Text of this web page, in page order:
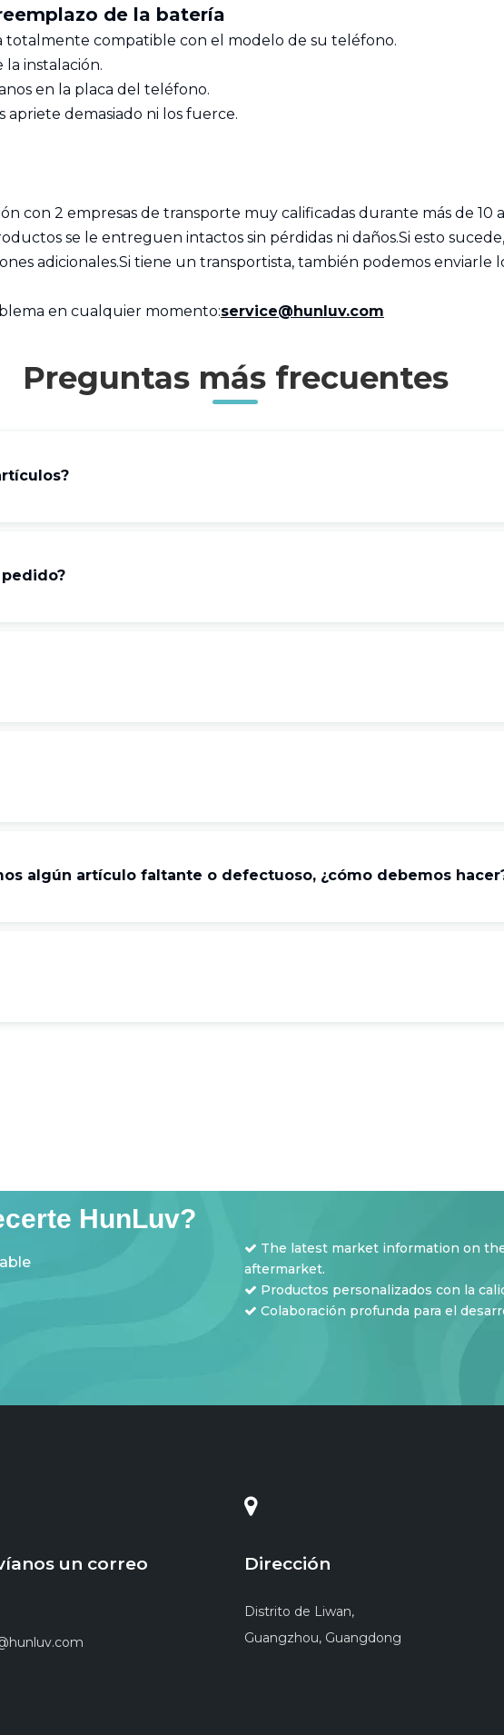
de la batería
totalmente compatible con el modelo de su teléfono.
instalación.
en la placa del teléfono.
apriete demasiado ni los fuerce.
con 2 empresas de transporte muy calificadas durante más de 10
se le entreguen intactos sin pérdidas ni daños.Si esto
adicionales.Si tiene un transportista, también podemos enviarle
en cualquier momento:service@hunluv.com
Preguntas más frecuentes
algún artículo faltante o defectuoso, ¿cómo debemos
HunLuv?
 The latest market information on
aftermarket.
 Productos personalizados con la
 Colaboración profunda para el
un correo
Dirección
Distrito de Liwan,
Guangzhou, Guangdong